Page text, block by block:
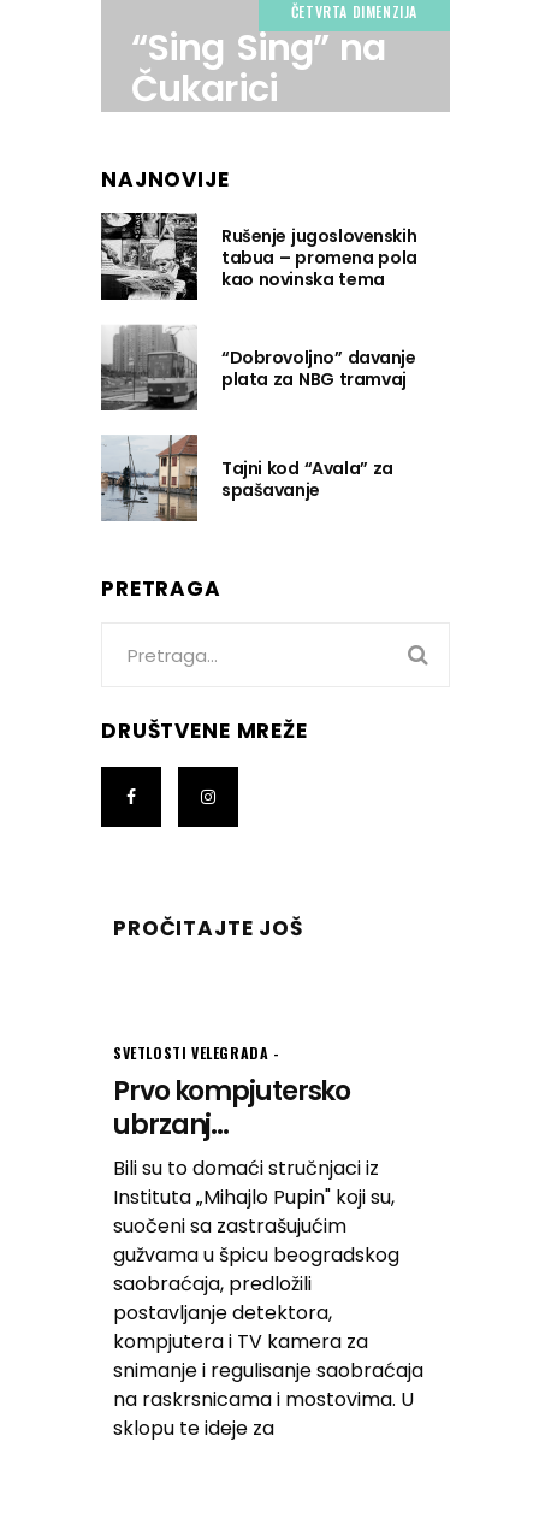
ČETVRTA DIMENZIJA
“Sing Sing” na
Čukarici
NAJNOVIJE
Rušenje jugoslovenskih
tabua – promena pola
kao novinska tema
“Dobrovoljno” davanje
plata za NBG tramvaj
Tajni kod “Avala” za
spašavanje
PRETRAGA
DRUŠTVENE MREŽE
PROČITAJTE JOŠ
SVETLOSTI VELEGRADA
Prvo kompjutersko
ubrzanj...
Bili su to domaći stručnjaci iz
Instituta „Mihajlo Pupin" koji su,
suočeni sa zastrašujućim
gužvama u špicu beogradskog
saobraćaja, predložili
postavljanje detektora,
kompjutera i TV kamera za
snimanje i regulisanje saobraćaja
na raskrsnicama i mostovima. U
sklopu te ideje za